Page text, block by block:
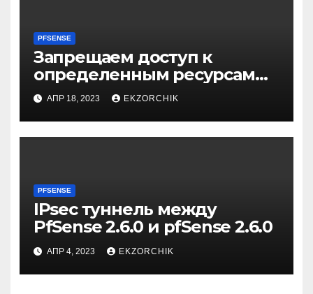
PFSENSE
Запрещаем доступ к
определенным ресурсам
через pfSense 2.6.0
АПР 18, 2023 EKZORCHIK
PFSENSE
IPsec туннель между
PfSense 2.6.0 и pfSense 2.6.0
АПР 4, 2023 EKZORCHIK